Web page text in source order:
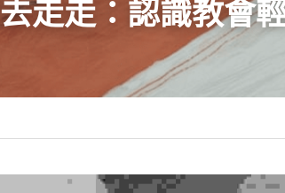
走走：認識教會